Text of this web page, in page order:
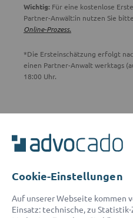
Wichtig: Für eine kostenlose
Partner-Anwält:in nutzen Sie
Online-Prozess.
*Die Ersteinschätzung erfolgt
einen Partner-Anwalt werktags
18:00 Uhr.
Unser Serviceteam ist von 8:00
E-Mail:
service@advocado.com
Cookie-Einstellungen
Auf unserer Webseite kommen
Einsatz: technische, zu